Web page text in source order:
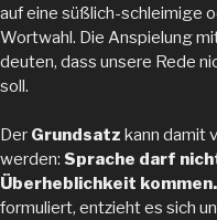
auf eine süßlich-schleimige
Wortwahl. Die Anspielung
deuten, dass unsere Rede
soll.
Der Grundsatz kann damit
werden: Sprache darf
Überheblichkeit kommen.
formuliert, entzieht es sich